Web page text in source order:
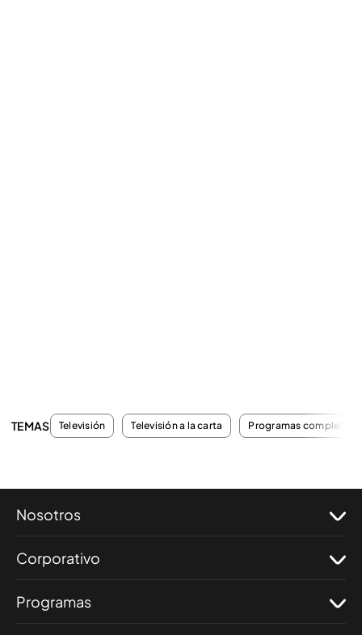
TEMAS Televisión Televisión a la carta Programas completos
Nosotros
Corporativo
Programas